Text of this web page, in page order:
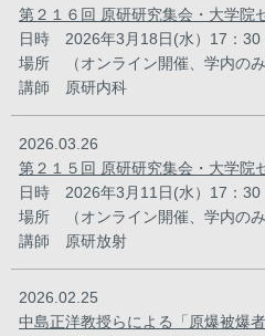
第２１６回 原研研究集会・大学院
日時 2026年3月18日(水）17：30
場所 （オンライン開催、学内のみ
講師 原研内科
2026.03.26
第２１５回 原研研究集会・大学院
日時 2026年3月11日(水）17：30
場所 （オンライン開催、学内のみ
講師 原研放射
2026.02.25
中島正洋教授らによる「原爆被爆